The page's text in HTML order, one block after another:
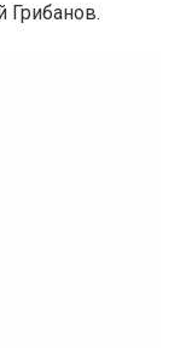
Грибанов.